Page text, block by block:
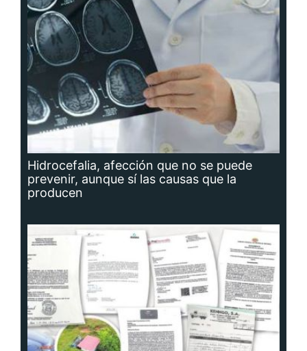
Hidrocefalia, afección que no se puede
prevenir, aunque sí las causas que la
producen